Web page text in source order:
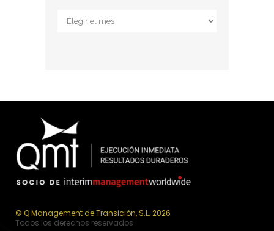
Archivos
© Q Management de Transición, S.L. 2026
Todos los derechos reservados